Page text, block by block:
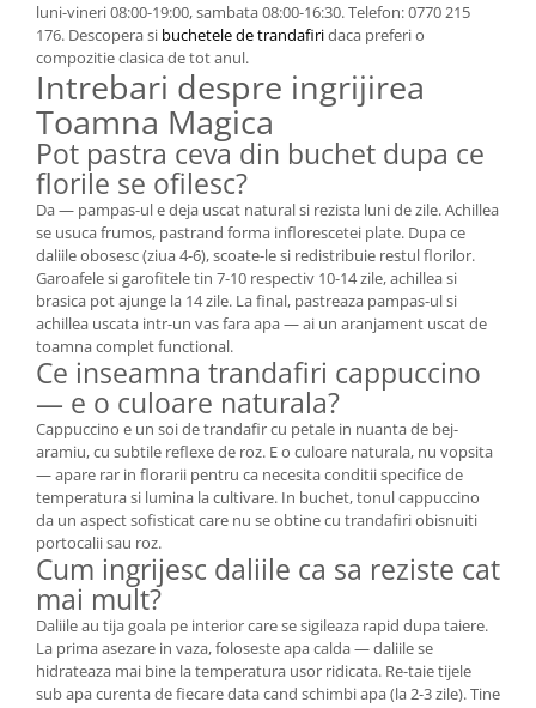
luni-vineri 08:00-19:00, sambata 08:00-16:30. Telefon: 0770 215
176. Descopera si buchetele de trandafiridaca preferi o
compozitie clasica de tot anul.
Intrebari despre ingrijirea
Toamna Magica
Pot pastra ceva din buchet dupa ce
florile se ofilesc?
Da — pampas-ul e deja uscat natural si rezista luni de zile. Achillea
se usuca frumos, pastrand forma inflorescetei plate. Dupa ce
daliile obosesc (ziua 4-6), scoate-le si redistribuie restul florilor.
Garoafele si garofitele tin 7-10 respectiv 10-14 zile, achillea si
brasica pot ajunge la 14 zile. La final, pastreaza pampas-ul si
achillea uscata intr-un vas fara apa — ai un aranjament uscat de
toamna complet functional.
Ce inseamna trandafiri cappuccino
— e o culoare naturala?
Cappuccino e un soi de trandafir cu petale in nuanta de bej-
aramiu, cu subtile reflexe de roz. E o culoare naturala, nu vopsita
— apare rar in florarii pentru ca necesita conditii specifice de
temperatura si lumina la cultivare. In buchet, tonul cappuccino
da un aspect sofisticat care nu se obtine cu trandafiri obisnuiti
portocalii sau roz.
Cum ingrijesc daliile ca sa reziste cat
mai mult?
Daliile au tija goala pe interior care se sigileaza rapid dupa taiere.
La prima asezare in vaza, foloseste apa calda — daliile se
hidrateaza mai bine la temperatura usor ridicata. Re-taie tijele
sub apa curenta de fiecare data cand schimbi apa (la 2-3 zile). Tine